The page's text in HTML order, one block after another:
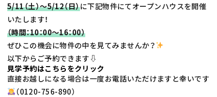
5/11（土）～5/12（日）に下記物件にてオープンハウスを開催
いたします！
（時間：10：00～16：00）
ぜひこの機会に物件の中を見てみませんか？
以下からご予約できます⇩
見学予約はこちらをクリック
直接お越しになる場合は一度お電話いただけますと幸いです
（0120-756-890）